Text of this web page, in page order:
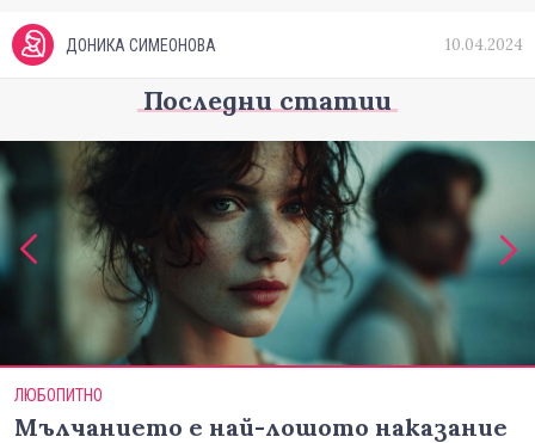
ДОНИКА СИМЕОНОВА 10.04.2024
Последни статии
ЛЮБОПИТНО
Мълчанието е най-лошото наказание